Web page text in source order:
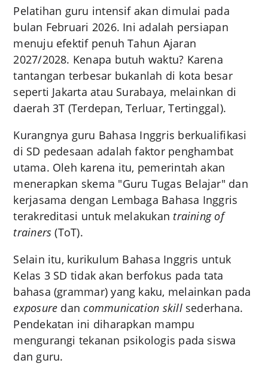
Pelatihan guru intensif akan dimulai pada
bulan Februari 2026. Ini adalah persiapan
menuju efektif penuh Tahun Ajaran
2027/2028. Kenapa butuh waktu? Karena
tantangan terbesar bukanlah di kota besar
seperti Jakarta atau Surabaya, melainkan di
daerah 3T (Terdepan, Terluar, Tertinggal).
Kurangnya guru Bahasa Inggris berkualifikasi
di SD pedesaan adalah faktor penghambat
utama. Oleh karena itu, pemerintah akan
menerapkan skema "Guru Tugas Belajar" dan
kerjasama dengan Lembaga Bahasa Inggris
terakreditasi untuk melakukan training of
trainers (ToT).
Selain itu, kurikulum Bahasa Inggris untuk
Kelas 3 SD tidak akan berfokus pada tata
bahasa (grammar) yang kaku, melainkan pada
exposure dancommunication skillsederhana.
Pendekatan ini diharapkan mampu
mengurangi tekanan psikologis pada siswa
dan guru.